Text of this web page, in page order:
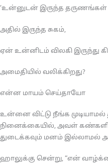
‘உன்னுடன் இருந்த தருணங்கள்
அதில் இருந்த சுகம்,
ஏன் உன்னிடம் விலகி இருந்து
அமைதியில் வலிக்கிறது?
என்ன மாயம் செய்தாயோ
உன்னை விட்டு நீங்க முடியாமல்
நினைக்கையில், அவள்
துடைக்கவும் மனம் இல்லாமல்
ஹாலுக்கு சென்று, “என்